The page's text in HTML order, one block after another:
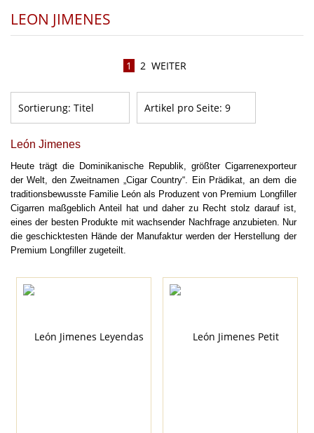
LEON JIMENES
1 2 WEITER
Sortierung: Titel Artikel pro Seite: 9
León Jimenes
Heute trägt die Dominikanische Republik, größter Cigarrenexporteur
der Welt, den Zweitnamen „Cigar Country“. Ein Prädikat, an dem die
traditionsbewusste Familie León als Produzent von Premium Longfiller
Cigarren maßgeblich Anteil hat und daher zu Recht stolz darauf ist,
eines der besten Produkte mit wachsender Nachfrage anzubieten.
Nur
die geschicktesten Hände der Manufaktur werden der Herstellung der
Premium Longfiller zugeteilt.